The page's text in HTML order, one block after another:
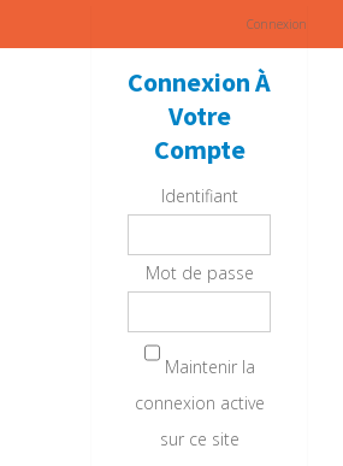
Connexion
Connexion À
Votre
Compte
Identifiant
Mot de passe
Maintenir la
connexion active
sur ce site